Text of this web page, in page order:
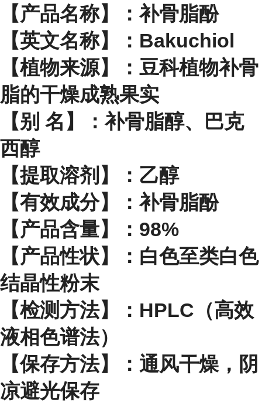
【产品名称】：补骨脂酚
【英文名称】：Bakuchiol
【植物来源】：豆科植物补骨
脂的干燥成熟果实
【别 名】：补骨脂醇、巴克
西醇
【提取溶剂】：乙醇
【有效成分】：补骨脂酚
【产品含量】：98%
【产品性状】：白色至类白色
结晶性粉末
【检测方法】：HPLC（高效
液相色谱法）
【保存方法】：通风干燥，阴
凉避光保存